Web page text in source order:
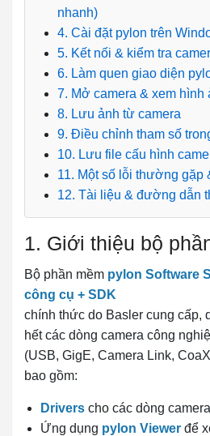
nhanh)
4. Cài đặt pylon trên
5. Kết nối & kiểm tra
6. Làm quen giao diện
7. Mở camera & xem hình
8. Lưu ảnh từ camera
9. Điều chỉnh tham số
10. Lưu file cấu hình
11. Một số lỗi thường gặp
12. Tài liệu & đường dẫn
1. Giới thiệu bộ
Bộ phần mềm pylon Software
công cụ + SDK
chính thức do Basler cung cấp,
hết các dòng camera công
(USB, GigE, Camera Link,
bao gồm:
Drivers cho các dòng
Ứng dụng pylon Viewer để